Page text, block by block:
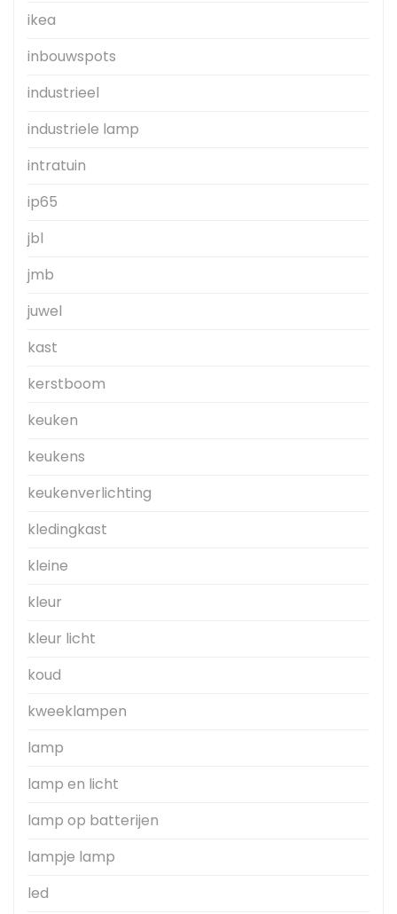
ikea
inbouwspots
industrieel
industriele lamp
intratuin
ip65
jbl
jmb
juwel
kast
kerstboom
keuken
keukens
keukenverlichting
kledingkast
kleine
kleur
kleur licht
koud
kweeklampen
lamp
lamp en licht
lamp op batterijen
lampje lamp
led